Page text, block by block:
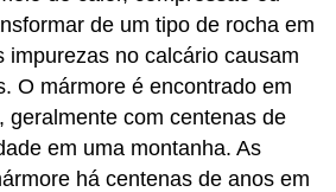
de um tipo de rocha em
impurezas no calcário causam
O mármore é encontrado em
geralmente com centenas de
em uma montanha. As
há centenas de anos em